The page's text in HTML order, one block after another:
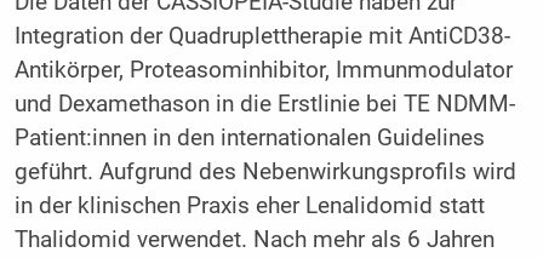
Integration der Quadruplettherapie mit AntiCD38-
Antikörper, Proteasominhibitor, Immunmodulator
und Dexamethason in die Erstlinie bei TE NDMM-
Patient:innen in den internationalen Guidelines
geführt. Aufgrund des Nebenwirkungsprofils wird
in der klinischen Praxis eher Lenalidomid statt
Thalidomid verwendet. Nach mehr als 6 Jahren